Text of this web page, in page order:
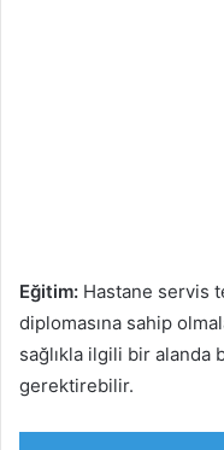
Eğitim: Hastane servis
diplomasına sahip
sağlıkla ilgili bir alanda
gerektirebilir.